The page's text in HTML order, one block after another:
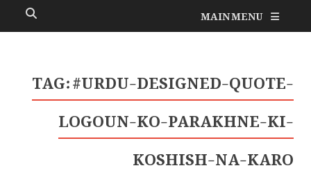
MAIN MENU
TAG:#URDU-DESIGNED-QUOTE-
LOGOUN-KO-PARAKHNE-KI-
KOSHISH-NA-KARO